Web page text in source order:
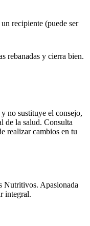
recipiente (puede ser
rebanadas y cierra bien.
no sustituye el consejo,
de la salud. Consulta
realizar cambios en tu
Nutritivos. Apasionada
integral.